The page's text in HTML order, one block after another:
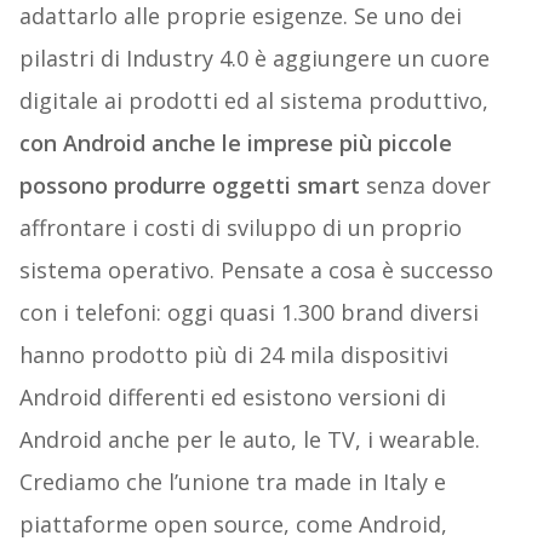
adattarlo alle proprie esigenze. Se uno dei
pilastri di Industry 4.0 è aggiungere un cuore
digitale ai prodotti ed al sistema produttivo,
con Android anche le imprese più piccole
possono produrre oggetti smart senza dover
affrontare i costi di sviluppo di un proprio
sistema operativo. Pensate a cosa è successo
con i telefoni: oggi quasi 1.300 brand diversi
hanno prodotto più di 24 mila dispositivi
Android differenti ed esistono versioni di
Android anche per le auto, le TV, i wearable.
Crediamo che l’unione tra made in Italy e
piattaforme open source, come Android,